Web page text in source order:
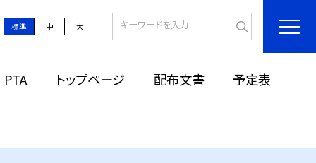
標準 中 大
PTA トップページ 配布文書 予定表